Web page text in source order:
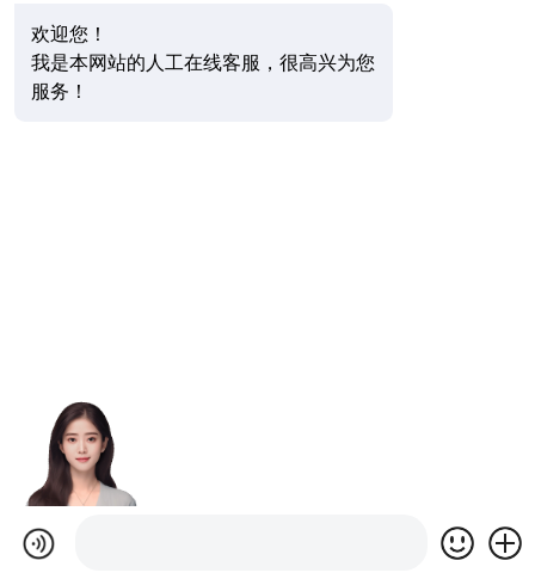
欢迎您！
我是本网站的人工在线客服，很高兴为您
服务！